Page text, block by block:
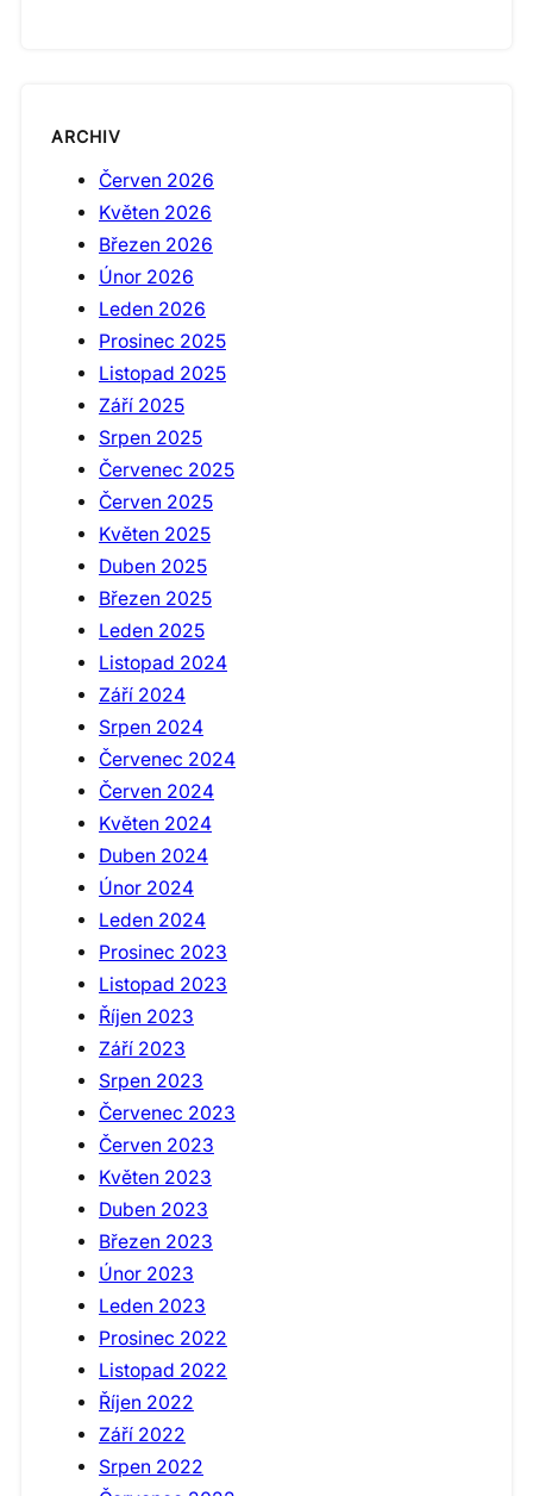
ARCHIV
Červen 2026
Květen 2026
Březen 2026
Únor 2026
Leden 2026
Prosinec 2025
Listopad 2025
Září 2025
Srpen 2025
Červenec 2025
Červen 2025
Květen 2025
Duben 2025
Březen 2025
Leden 2025
Listopad 2024
Září 2024
Srpen 2024
Červenec 2024
Červen 2024
Květen 2024
Duben 2024
Únor 2024
Leden 2024
Prosinec 2023
Listopad 2023
Říjen 2023
Září 2023
Srpen 2023
Červenec 2023
Červen 2023
Květen 2023
Duben 2023
Březen 2023
Únor 2023
Leden 2023
Prosinec 2022
Listopad 2022
Říjen 2022
Září 2022
Srpen 2022